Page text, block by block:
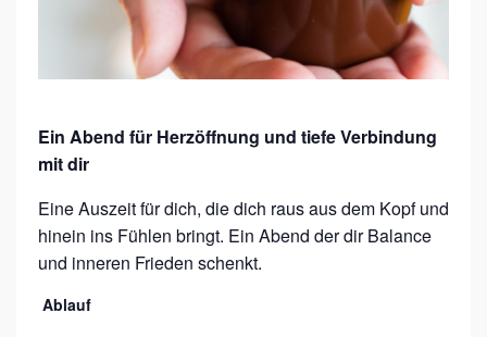
C
C
A
O
&
C
O
Ein Abend für Herzöffnung und tiefe Verbindung
mit dir
Eine Auszeit für dich, die dich raus aus dem Kopf und
hinein ins Fühlen bringt. Ein Abend der dir Balance
und inneren Frieden schenkt.
Ablauf